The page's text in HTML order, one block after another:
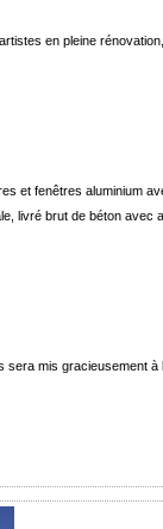
en pleine
et fenêtres aluminium
livré brut de béton avec
mis gracieusement à